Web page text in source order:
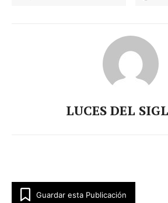
LUCES DEL
Guardar esta Publicación